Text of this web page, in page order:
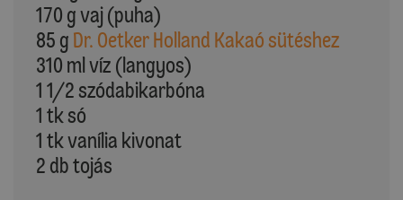
170 g vaj (puha)
85 g Dr. Oetker Holland Kakaó sütéshez
310 ml víz (langyos)
1 1/2 szódabikarbóna
1 tk só
1 tk vanília kivonat
2 db tojás